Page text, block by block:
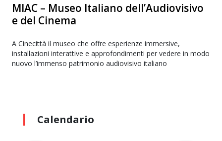
MIAC – Museo Italiano dell’Audiovisivo
e del Cinema
A Cinecittà il museo che offre esperienze immersive,
installazioni interattive e approfondimenti per vedere in modo
nuovo l’immenso patrimonio audiovisivo italiano
Calendario